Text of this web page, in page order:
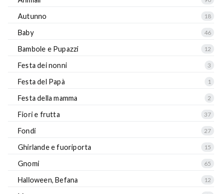
Autunno 18
Baby 46
Bambole e Pupazzi 12
Festa dei nonni 3
Festa del Papà 1
Festa della mamma 2
Fiori e frutta 37
Fondi 27
Ghirlande e fuoriporta 15
Gnomi 65
Halloween, Befana 12